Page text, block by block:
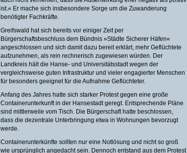
ist.« Er mache sich insbesondere Sorge um die Zuwanderung
benötigter Fachkräfte.
Greifswald hat sich bereits vor einiger Zeit per
Bürgerschaftsbeschluss dem Bündnis »Städte Sicherer Häfen«
angeschlossen und sich damit dazu bereit erklärt, mehr Geflüchtete
aufzunehmen, als rein rechnerisch zugewiesen würden. Der
Landkreis hält die Hanse- und Universitätsstadt wegen der
vergleichsweise guten Infrastruktur und vieler engagierter Menschen
für besonders geeignet für die Aufnahme Geflüchteter.
Anfang des Jahres hatte sich starker Protest gegen eine große
Containerunterkunft in der Hansestadt geregt. Entsprechende Pläne
sind mittlerweile vom Tisch. Die Bürgerschaft hatte beschlossen,
dass die dezentrale Unterbringung etwa in Wohnungen bevorzugt
werde.
Containerunterkünfte sollten nur eine Notlösung und nicht so groß
wie ursprünglich angedacht sein. Dennoch entstand aus dem Protest